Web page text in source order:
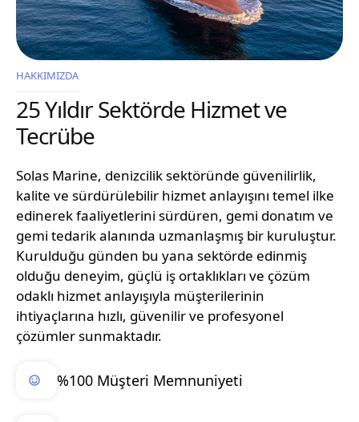
HAKKIMIZDA
25 Yıldır Sektörde Hizmet ve
Tecrübe
Solas Marine, denizcilik sektöründe güvenilirlik,
kalite ve sürdürülebilir hizmet anlayışını temel ilke
edinerek faaliyetlerini sürdüren, gemi donatım ve
gemi tedarik alanında uzmanlaşmış bir kuruluştur.
Kurulduğu günden bu yana sektörde edinmiş
olduğu deneyim, güçlü iş ortaklıkları ve çözüm
odaklı hizmet anlayışıyla müşterilerinin
ihtiyaçlarına hızlı, güvenilir ve profesyonel
çözümler sunmaktadır.
%100 Müşteri Memnuniyeti